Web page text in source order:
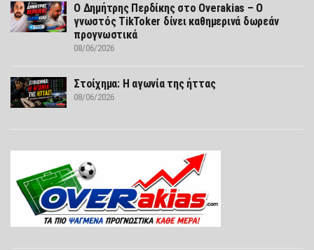
Ο Δημήτρης Περδίκης στο Overakias – Ο
γνωστός TikToker δίνει καθημερινά δωρεάν
προγνωστικά
08/06/2026
Στοίχημα: Η αγωνία της ήττας
08/06/2026